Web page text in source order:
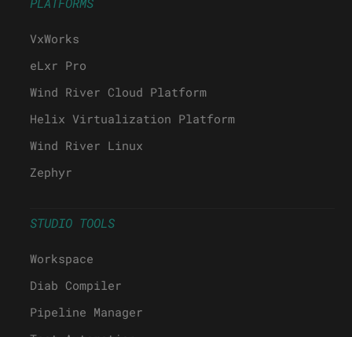
VxWorks
eLxr Pro
Wind River Cloud Platform
Helix Virtualization Platform
Wind River Linux
Zephyr
STUDIO TOOLS
Workspace
Diab Compiler
Pipeline Manager